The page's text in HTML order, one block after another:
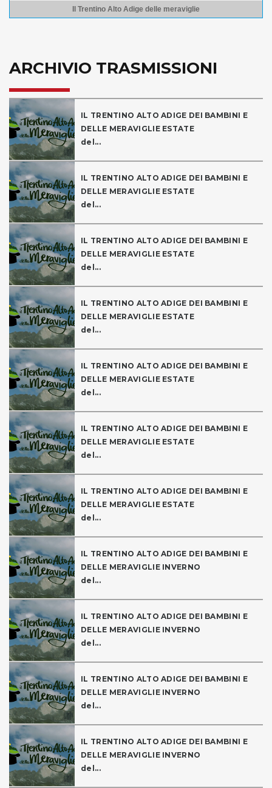
Il Trentino Alto Adige delle meraviglie
ARCHIVIO TRASMISSIONI
IL TRENTINO ALTO ADIGE DEI BAMBINI E
DELLE MERAVIGLIE ESTATE
del...
IL TRENTINO ALTO ADIGE DEI BAMBINI E
DELLE MERAVIGLIE ESTATE
del...
IL TRENTINO ALTO ADIGE DEI BAMBINI E
DELLE MERAVIGLIE ESTATE
del...
IL TRENTINO ALTO ADIGE DEI BAMBINI E
DELLE MERAVIGLIE ESTATE
del...
IL TRENTINO ALTO ADIGE DEI BAMBINI E
DELLE MERAVIGLIE ESTATE
del...
IL TRENTINO ALTO ADIGE DEI BAMBINI E
DELLE MERAVIGLIE ESTATE
del...
IL TRENTINO ALTO ADIGE DEI BAMBINI E
DELLE MERAVIGLIE ESTATE
del...
IL TRENTINO ALTO ADIGE DEI BAMBINI E
DELLE MERAVIGLIE INVERNO
del...
IL TRENTINO ALTO ADIGE DEI BAMBINI E
DELLE MERAVIGLIE INVERNO
del...
IL TRENTINO ALTO ADIGE DEI BAMBINI E
DELLE MERAVIGLIE INVERNO
del...
IL TRENTINO ALTO ADIGE DEI BAMBINI E
DELLE MERAVIGLIE INVERNO
del...